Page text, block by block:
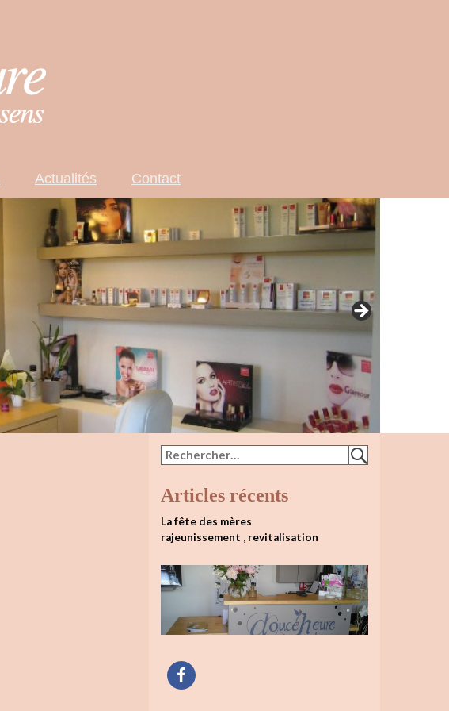
Actualités Contact
Articles récents
La fête des mères
rajeunissement , revitalisation